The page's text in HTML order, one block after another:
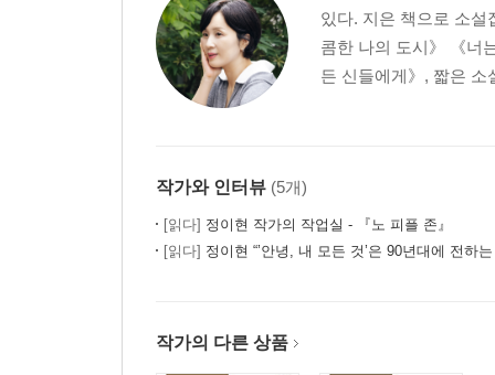
있다. 지은 책으로 소
콤한 나의 도시》 《너
든 신들에게》, 짧은 소
작가와 인터뷰 (5개)
[읽다] 정이현 작가의 작업실 - 『노 피플 존』
[읽다] 정이현 “’안녕, 내 모든 것’은 90년대에 전하
작가의 다른 상품